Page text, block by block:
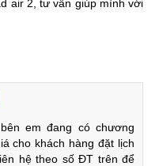
dụng cũng như chuyên
cần thay mặt kính, ép
các Trung tâm sửa chữa
nhé.
vấn đề khách hàng đang
air 2, tư vấn giúp mình với
em đang có chương
cho khách hàng đặt lịch
hệ theo số ĐT trên để